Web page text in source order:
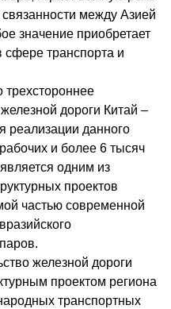
между Азией
значение приобретает
сфере транспорта и
дороги Китай –
реализации данного
и более 6 тысяч
одним из
проектов
частью современной
железной дороги
проектом региона
транспортных